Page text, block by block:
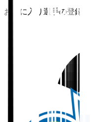
お気に入り選手の登録